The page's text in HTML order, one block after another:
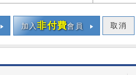
加入非付費會員 取消